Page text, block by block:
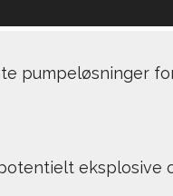
pumpeløsninger
eksplosive